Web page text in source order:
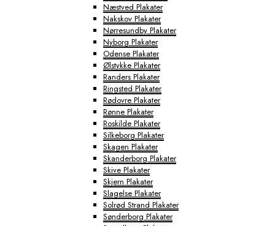
Næstved Plakater
Nakskov Plakater
Nørresundby Plakater
Nyborg Plakater
Odense Plakater
Ølstykke Plakater
Randers Plakater
Ringsted Plakater
Rødovre Plakater
Rønne Plakater
Roskilde Plakater
Silkeborg Plakater
Skagen Plakater
Skanderborg Plakater
Skive Plakater
Skjern Plakater
Slagelse Plakater
Solrød Strand Plakater
Sønderborg Plakater